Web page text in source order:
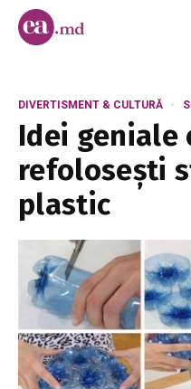
DIVERTISMENT & CULTURĂ
Idei geniale
refoloseşti
plastic